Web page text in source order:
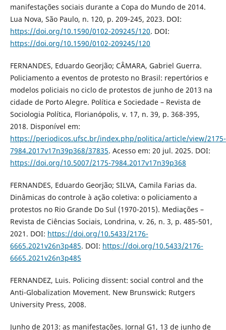
manifestações sociais durante a Copa do Mundo de 2014.
Lua Nova, São Paulo, n. 120, p. 209-245, 2023. DOI:
https://doi.org/10.1590/0102-209245/120. DOI:
https://doi.org/10.1590/0102-209245/120
FERNANDES, Eduardo Georjão; CÂMARA, Gabriel Guerra.
Policiamento a eventos de protesto no Brasil: repertórios e
modelos policiais no ciclo de protestos de junho de 2013 na
cidade de Porto Alegre. Política e Sociedade – Revista de
Sociologia Política, Florianópolis, v. 17, n. 39, p. 368-395,
2018. Disponível em:
https://periodicos.ufsc.br/index.php/politica/article/view/2175-
7984.2017v17n39p368/37835. Acesso em: 20 jul. 2025. DOI:
https://doi.org/10.5007/2175-7984.2017v17n39p368
FERNANDES, Eduardo Georjão; SILVA, Camila Farias da.
Dinâmicas do controle à ação coletiva: o policiamento a
protestos no Rio Grande Do Sul (1970-2015). Mediações –
Revista de Ciências Sociais, Londrina, v. 26, n. 3, p. 485-501,
2021. DOI: https://doi.org/10.5433/2176-
6665.2021v26n3p485. DOI: https://doi.org/10.5433/2176-
6665.2021v26n3p485
FERNANDEZ, Luis. Policing dissent: social control and the
Anti-Globalization Movement. New Brunswick: Rutgers
University Press, 2008.
Junho de 2013: as manifestações. Jornal G1, 13 de junho de